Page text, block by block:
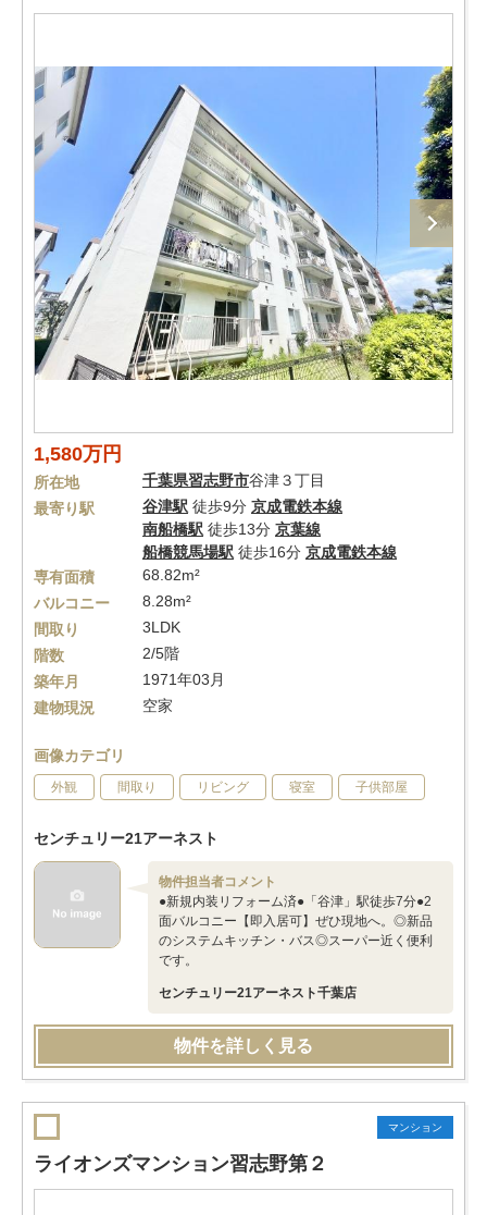
1,580万円
所在地 千葉県習志野市谷津３丁目
最寄り駅
谷津駅 徒歩9分 京成電鉄本線
南船橋駅 徒歩13分 京葉線
船橋競馬場駅 徒歩16分 京成電鉄本線
専有面積
68.82m²
バルコニー
8.28m²
間取り
3LDK
階数
2/5階
築年月
1971年03月
建物現況
空家
画像カテゴリ
外観 間取り リビング 寝室 子供部屋
センチュリー21アーネスト
物件担当者コメント
●新規内装リフォーム済●「谷津」駅徒歩7分●2
面バルコニー【即入居可】ぜひ現地へ。◎新品
のシステムキッチン・バス◎スーパー近く便利
です。
センチュリー21アーネスト千葉店
物件を詳しく見る
マンション
ライオンズマンション習志野第２